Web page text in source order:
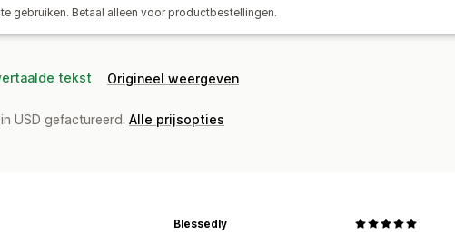
gebruiken. Betaal alleen voor productbestellingen.
tekst Origineel weergeven
USD gefactureerd. Alle prijsopties
Blessedly